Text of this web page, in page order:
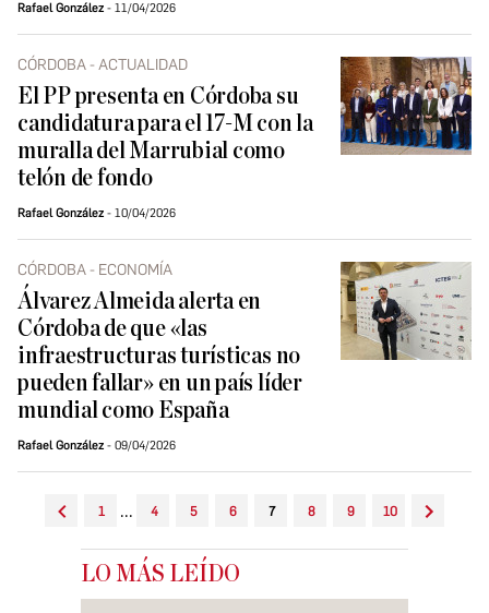
Rafael González 11/04/2026
CÓRDOBA - ACTUALIDAD
El PP presenta en Córdoba su
candidatura para el 17-M con la
muralla del Marrubial como
telón de fondo
Rafael González 10/04/2026
CÓRDOBA - ECONOMÍA
Álvarez Almeida alerta en
Córdoba de que «las
infraestructuras turísticas no
pueden fallar» en un país líder
mundial como España
Rafael González 09/04/2026
1 ... 4 5 6 7 8 9 10
LO MÁS LEÍDO